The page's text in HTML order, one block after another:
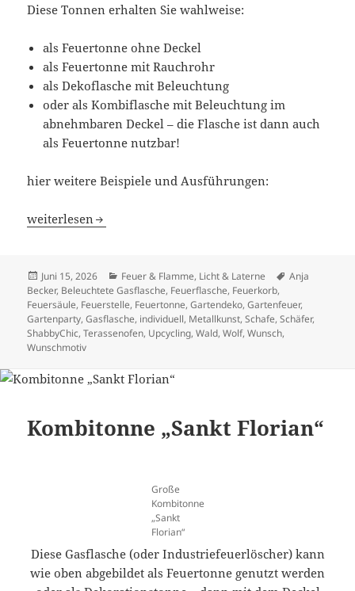
Diese Tonnen erhalten Sie wahlweise:
als Feuertonne ohne Deckel
als Feuertonne mit Rauchrohr
als Dekoflasche mit Beleuchtung
oder als Kombiflasche mit Beleuchtung im
abnehmbaren Deckel – die Flasche ist dann auch
als Feuertonne nutzbar!
hier weitere Beispiele und Ausführungen:
Schäfer, Wolf und Schafe
weiterlesen
Veröffentlicht
am
Juni 15, 2026 Kategorien
Feuer & Flamme, Licht & Laterne Schlagwörter
Anja
Becker, Beleuchtete Gasflasche, Feuerflasche, Feuerkorb,
Feuersäule, Feuerstelle, Feuertonne,Gartendeko,Gartenfeuer,
Gartenparty,Gasflasche, individuell, Metallkunst,Schafe,Schäfer,
ShabbyChic,Terassenofen, Upcycling,Wald,Wolf,Wunsch,
Wunschmotiv
Kombitonne „Sankt Florian“
Große
Kombitonne
„Sankt
Florian“
Diese Gasflasche (oder Industriefeuerlöscher) kann
wie oben abgebildet als Feuertonne genutzt werden